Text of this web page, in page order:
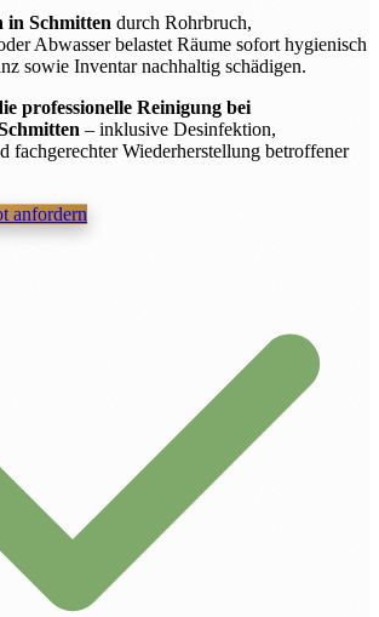
in Schmitten durch Rohrbruch,
Abwasser belastet Räume sofort hygienisch
sowie Inventar nachhaltig schädigen.
professionelle Reinigung bei
– inklusive Desinfektion,
fachgerechter Wiederherstellung betroffener
anfordern